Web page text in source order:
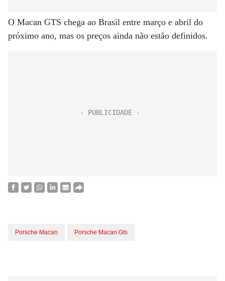
O Macan GTS chega ao Brasil entre março e abril do
próximo ano, mas os preços ainda não estão definidos.
Porsche Macan Porsche Macan Gts